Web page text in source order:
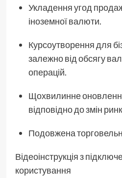
Укладення угод
іноземної валюти.
Курсоутворення для
залежно від обсягу
операцій.
Щохвилинне
відповідно до змін
Подовжена
Відеоінструкція з
користування